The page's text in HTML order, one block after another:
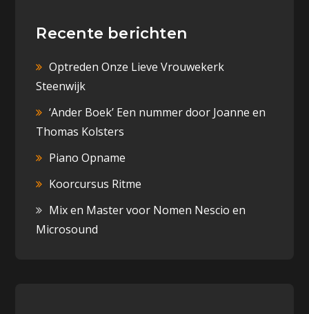
Recente berichten
Optreden Onze Lieve Vrouwekerk
Steenwijk
‘Ander Boek’ Een nummer door Joanne en
Thomas Kolsters
Piano Opname
Koorcursus Ritme
Mix en Master voor Nomen Nescio en
Microsound